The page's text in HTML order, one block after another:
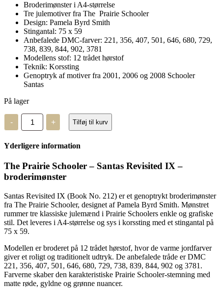
Broderimønster i A4-størrelse
Tre julemotiver fra The Prairie Schooler
Design: Pamela Byrd Smith
Stingantal: 75 x 59
Anbefalede DMC-farver: 221, 356, 407, 501, 646, 680, 729,
738, 839, 844, 902, 3781
Modellens stof: 12 trådet hørstof
Teknik: Korssting
Genoptryk af motiver fra 2001, 2006 og 2008 Schooler
Santas
På lager
-
The
Prairie
Schooler
Santas
IX
-
broderimønster
+ Tilføj til kurv
Yderligere information
The Prairie Schooler – Santas Revisited IX –
broderimønster
Santas Revisited IX (Book No. 212) er et genoptrykt broderimønster
fra The Prairie Schooler, designet af Pamela Byrd Smith. Mønstret
rummer tre klassiske julemænd i Prairie Schoolers enkle og grafiske
stil. Det leveres i A4-størrelse og sys i korssting med et stingantal på
75 x 59.
Modellen er broderet på 12 trådet hørstof, hvor de varme jordfarver
giver et roligt og traditionelt udtryk. De anbefalede tråde er DMC
221, 356, 407, 501, 646, 680, 729, 738, 839, 844, 902 og 3781.
Farverne skaber den karakteristiske Prairie Schooler-stemning med
matte røde, gyldne og grønne nuancer.